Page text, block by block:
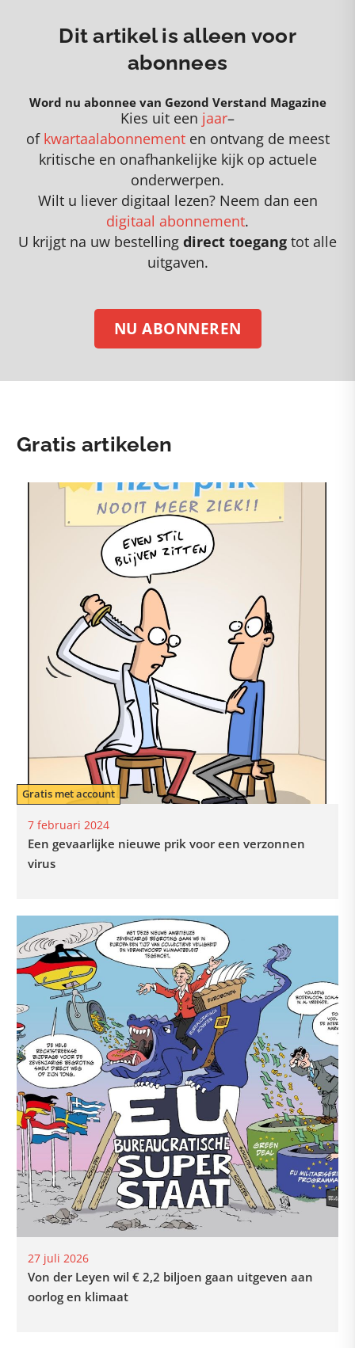
Dit artikel is alleen voor
abonnees
Word nu abonnee van Gezond Verstand Magazine
Kies uit een jaar–
of kwartaalabonnementen ontvang de meest
kritische en onafhankelijke kijk op actuele
onderwerpen.
Wilt u liever digitaal lezen? Neem dan een
digitaal abonnement.
U krijgt na uw bestelling direct toegang tot alle
uitgaven.
NU ABONNEREN
Gratis artikelen
7 februari 2024
Gratis met account
Een gevaarlijke nieuwe prik voor een verzonnen
virus
27 juli 2026
Von der Leyen wil € 2,2 biljoen gaan uitgeven aan
oorlog en klimaat